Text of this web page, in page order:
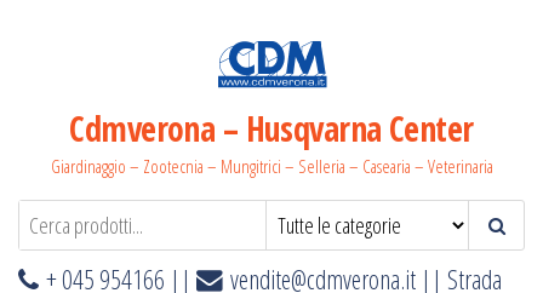
Cdmverona – Husqvarna Center
Giardinaggio – Zootecnia – Mungitrici – Selleria – Casearia – Veterinaria
+ 045 954166 || vendite@cdmverona.it || Strada